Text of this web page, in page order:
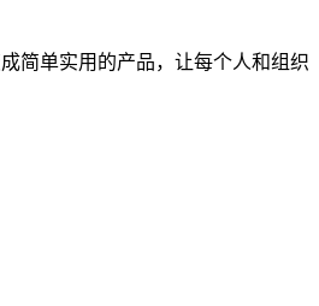
简单实用的产品，让每个人和组织